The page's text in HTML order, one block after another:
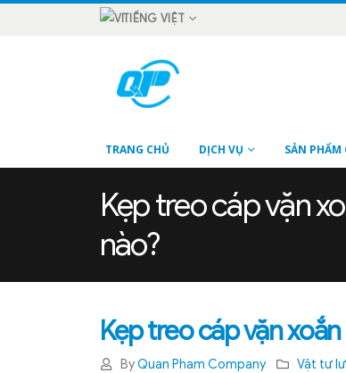
TIẾNG VIỆT
TRANG CHỦ DỊCH VỤ SẢN PHẨM
Kẹp treo cáp vặn
nào?
Kẹp treo cáp vặn
ByQuan Pham Company Vật tư